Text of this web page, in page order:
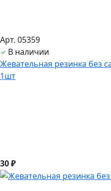
Арт. 05359
В наличии
Жевательная резинка без
1шт
30 ₽